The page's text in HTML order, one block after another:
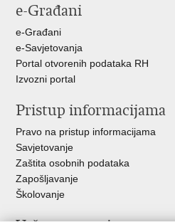
FacebookuTwitteru
e-Građani
e-Građani
e-Savjetovanja
Portal otvorenih podataka RH
Izvozni portal
Pristup informacijama
Pravo na pristup informacijama
Savjetovanje
Zaštita osobnih podataka
Zapošljavanje
Školovanje